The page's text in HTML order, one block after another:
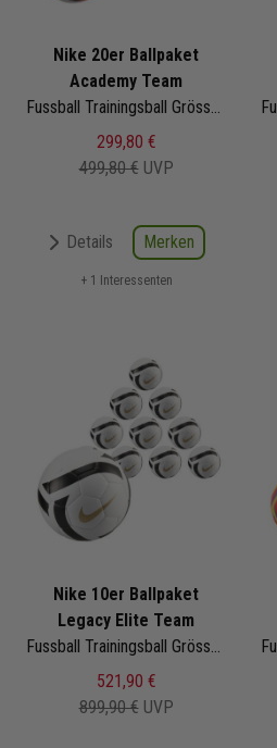
Nike 20er Ballpaket
Academy Team
299,80 €
499,80 € UVP
Details Merken
+ 1 Interessenten
Nike 10er Ballpaket
Legacy Elite Team
Fussball Trainingsball Grösse 5 | HV6367-100 | Fußbälle Set 10-teilig
521,90 €
899,90 € UVP